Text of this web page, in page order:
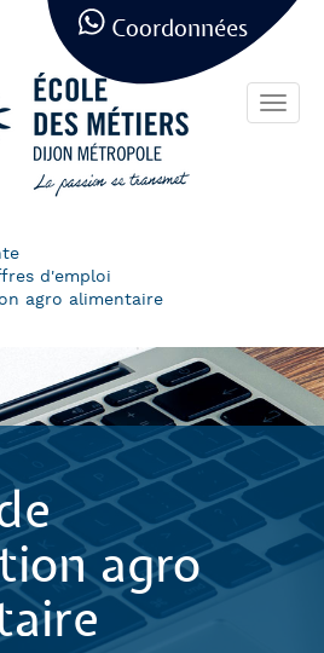
cookies
Coordonnées
d'emploi
agro alimentaire
agro